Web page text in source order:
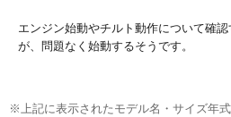
エンジン始動やチルト動作について確
が、問題なく始動するそうです。
※上記に表示されたモデル名・サイズ年